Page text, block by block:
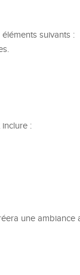
suivants :
:
une ambiance